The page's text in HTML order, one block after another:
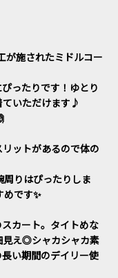
が施されたミドルコー
ったりです！ゆとり
ていただけます♪
ットがあるので体の
りはぴったりしま
です✨
カート。タイトめな
見え◎シャカシャカ素
い期間のデイリー使